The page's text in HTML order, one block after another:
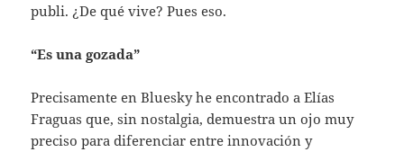
publi. ¿De qué vive? Pues eso.
“Es una gozada”
Precisamente en Bluesky he encontrado a Elías
Fraguas que, sin nostalgia, demuestra un ojo muy
preciso para diferenciar entre innovación y